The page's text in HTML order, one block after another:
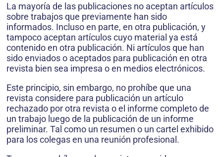
La mayoría de las publicaciones no aceptan artículos
sobre trabajos que previamente han sido
informados. Incluso en parte, en otra publicación, y
tampoco aceptan artículos cuyo material ya está
contenido en otra publicación. Ni artículos que han
sido enviados o aceptados para publicación en otra
revista bien sea impresa o en medios electrónicos.
Este principio, sin embargo, no prohíbe que una
revista considere para publicación un artículo
rechazado por otra revista o el informe completo de
un trabajo luego de la publicación de un informe
preliminar. Tal como un resumen o un cartel exhibido
para los colegas en una reunión profesional.